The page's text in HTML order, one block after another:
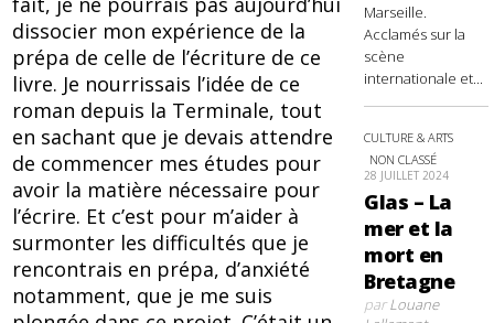
dissocier mon expérience de la
prépa de celle de l’écriture de ce
livre. Je nourrissais l’idée de ce
roman depuis la Terminale, tout
en sachant que je devais attendre
de commencer mes études pour
avoir la matière nécessaire pour
l’écrire. Et c’est pour m’aider à
surmonter les difficultés que je
rencontrais en prépa, d’anxiété
notamment, que je me suis
Marseille.
Acclamés sur la
scène
internationale et...
CULTURE & ARTS
NON CLASSÉ
28 JUILLET 2024
Glas – La
mer et la
mort en
Bretagne
parLouane